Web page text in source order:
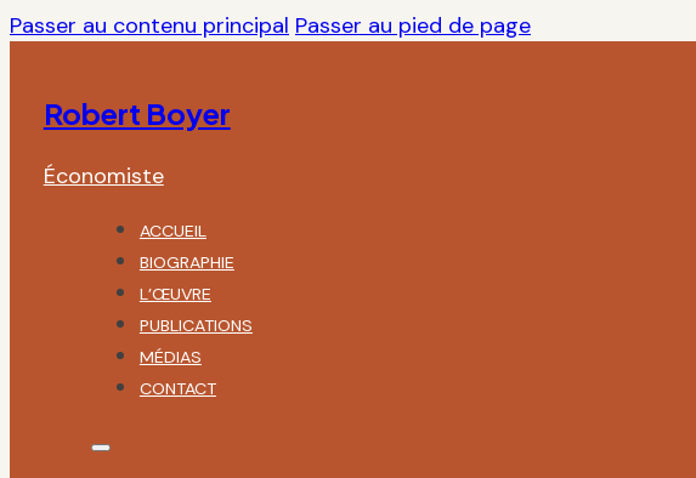
Passer au contenu principal Passer au pied de page
Robert Boyer
Économiste
ACCUEIL
BIOGRAPHIE
L’ŒUVRE
PUBLICATIONS
MÉDIAS
CONTACT